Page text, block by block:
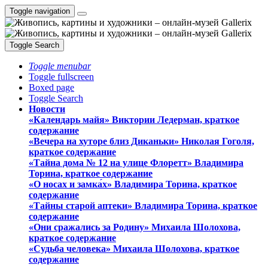
Toggle navigation
Toggle Search
Toggle menubar
Toggle fullscreen
Boxed page
Toggle Search
Новости
«Календарь майя» Виктории Ледерман, краткое
содержание
«Вечера на хуторе близ Диканьки» Николая Гоголя,
краткое содержание
«Тайна дома № 12 на улице Флоретт» Владимира
Торина, краткое содержание
«О носах и замка́х» Владимира Торина, краткое
содержание
«Тайны старой аптеки» Владимира Торина, краткое
содержание
«Они сражались за Родину» Михаила Шолохова,
краткое содержание
«Судьба человека» Михаила Шолохова, краткое
содержание